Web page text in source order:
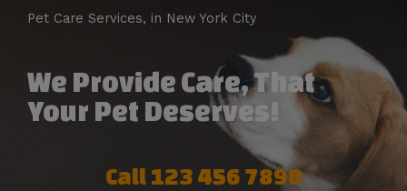
Pet Care Services, in New York City
We Provide Care, That
Your Pet Deserves!
Call 123 456 7890